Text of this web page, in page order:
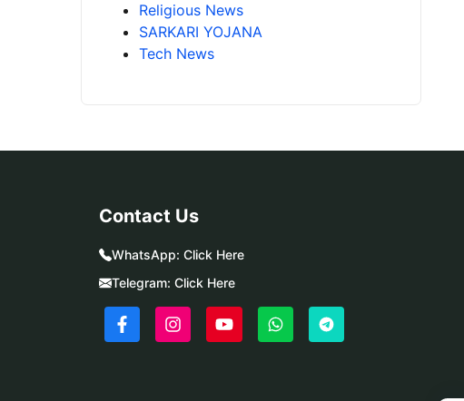
Religious News
SARKARI YOJANA
Tech News
Contact Us
WhatsApp: Click Here
Telegram: Click Here